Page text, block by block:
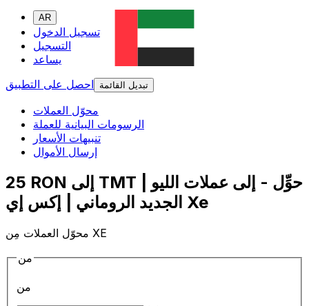
AR
تسجيل الدخول
التسجيل
يساعد
احصل على التطبيق
تبديل القائمة
محوّل العملات
الرسومات البيانية للعملة
تنبيهات الأسعار
إرسال الأموال
25 RON إلى TMT | حوِّل - إلى عملات الليو
الجديد الروماني | إكس إي Xe
محوّل العملات مِن XE
من
من